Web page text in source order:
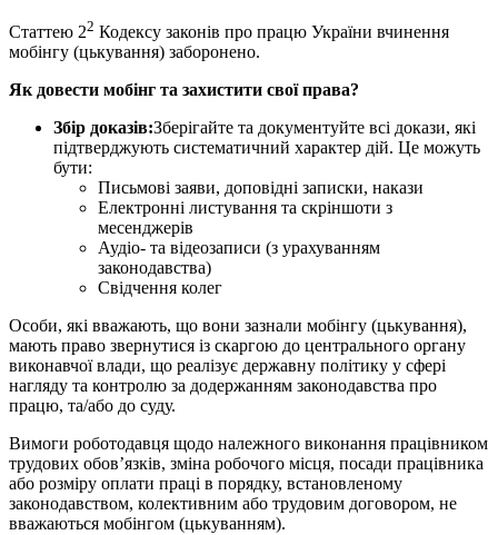
Статтею 22 Кодексу законів про працю України вчинення
мобінгу (цькування) заборонено.
Як довести мобінг та захистити свої права?
Збір доказів:Зберігайте та документуйте всі докази, які
підтверджують систематичний характер дій. Це можуть
бути:
Письмові заяви, доповідні записки, накази
Електронні листування та скріншоти з
месенджерів
Аудіо- та відеозаписи (з урахуванням
законодавства)
Свідчення колег
Особи, які вважають, що вони зазнали мобінгу (цькування),
мають право звернутися із скаргою до центрального органу
виконавчої влади, що реалізує державну політику у сфері
нагляду та контролю за додержанням законодавства про
працю, та/або до суду.
Вимоги роботодавця щодо належного виконання працівником
трудових обов’язків, зміна робочого місця, посади працівника
або розміру оплати праці в порядку, встановленому
законодавством, колективним або трудовим договором, не
вважаються мобінгом (цькуванням).